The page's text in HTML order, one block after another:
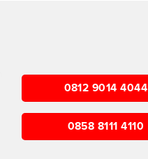
0812 9014 4044
0858 8111 4110